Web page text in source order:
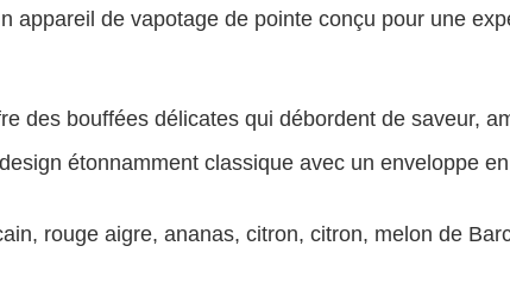
appareil de vapotage de pointe conçu pour une
des bouffées délicates qui débordent de saveur,
étonnamment classique avec un enveloppe
rouge aigre, ananas, citron, citron, melon de